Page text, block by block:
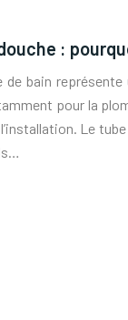
:
de bain
pour la
Le